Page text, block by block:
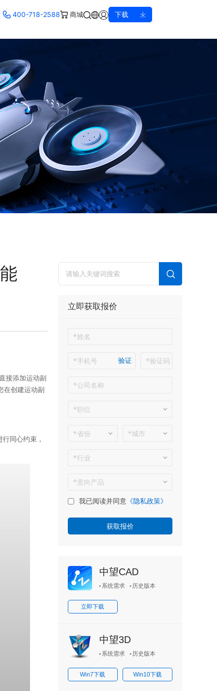
400-718-2588 商城 下载
接添加运动副
在创建运动副
同心约束，
立即获取报价
验证
我已阅读并同意 《隐私政策》
中望CAD
系统需求 历史版本
立即下载
中望3D
系统需求 历史版本
Win7下载 Win10下载